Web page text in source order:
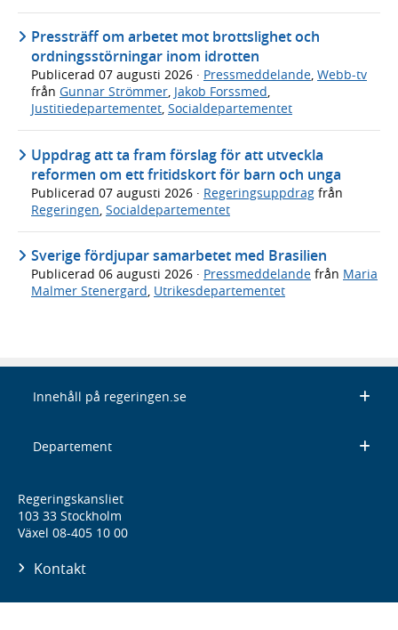
Pressträff om arbetet mot brottslighet och
ordningsstörningar inom idrotten
Publicerad 07 augusti 2026 · Pressmeddelande, Webb-tv
från Gunnar Strömmer, Jakob Forssmed,
Justitiedepartementet, Socialdepartementet
Uppdrag att ta fram förslag för att utveckla
reformen om ett fritidskort för barn och unga
Publicerad 07 augusti 2026 · Regeringsuppdrag från
Regeringen Socialdepartementet
Sverige fördjupar samarbetet med Brasilien
Publicerad 06 augusti 2026 · Pressmeddelande från Maria
Malmer Stenergard, Utrikesdepartementet
Innehåll på regeringen.se
Departement
Regeringskansliet
103 33 Stockholm
Växel 08-405 10 00
Kontakt